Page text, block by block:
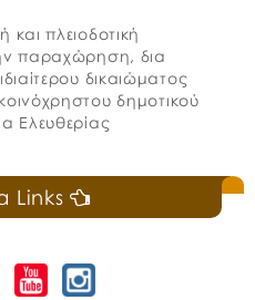
πλειοδοτική
παραχώρηση, δια
δικαιώματος
δημοτικού
Ελευθερίας
Links